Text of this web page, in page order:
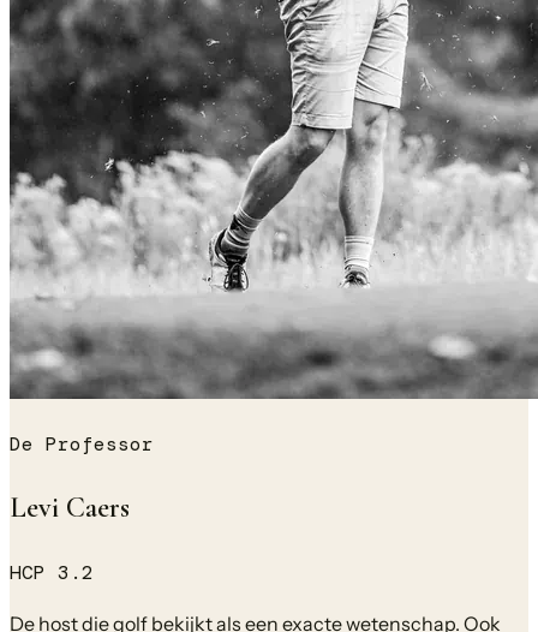
De Professor
Levi Caers
HCP 3.2
De host die golf bekijkt als een exacte wetenschap. Ook